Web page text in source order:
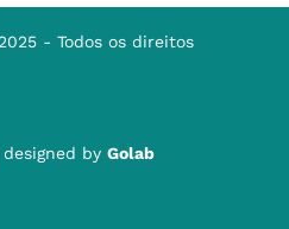
- Todos os direitos
designed by Golab